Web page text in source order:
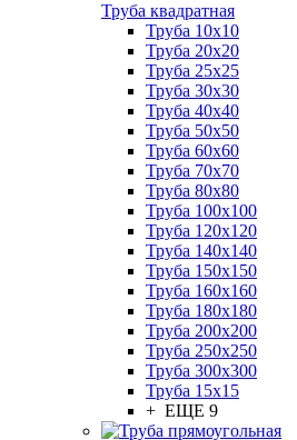
Труба квадратная
Труба 10x10
Труба 20x20
Труба 25x25
Труба 30x30
Труба 40x40
Труба 50x50
Труба 60x60
Труба 70x70
Труба 80x80
Труба 100x100
Труба 120x120
Труба 140x140
Труба 150x150
Труба 160x160
Труба 180x180
Труба 200x200
Труба 250x250
Труба 300x300
Труба 15x15
+ ЕЩЕ 9